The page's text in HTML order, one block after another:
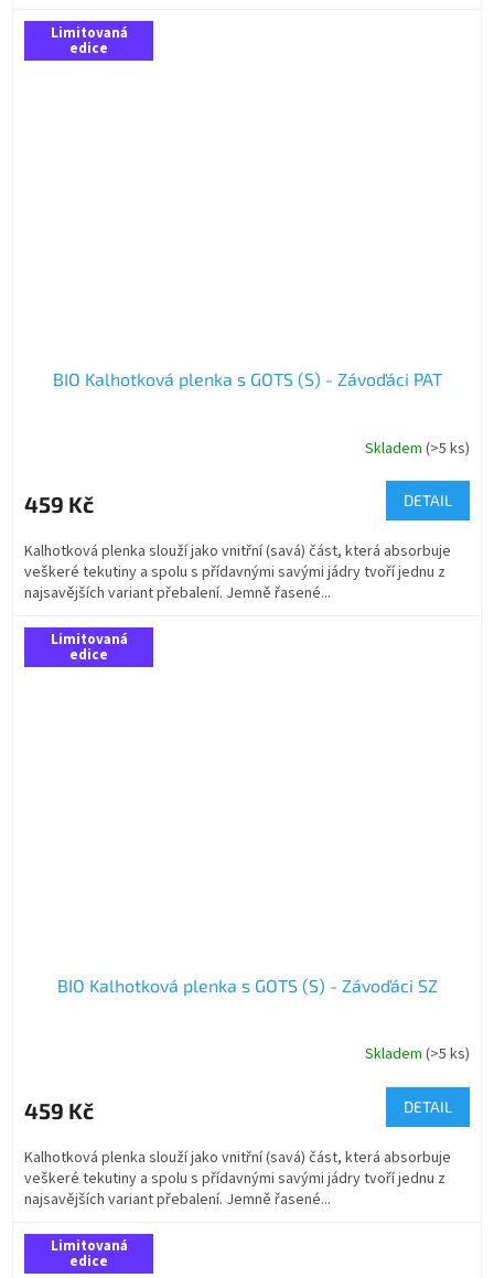
Limitovaná
edice
BIO Kalhotková plenka s GOTS (S) - Závoďáci PAT
Skladem (>5 ks)
459 Kč DETAIL
Kalhotková plenka slouží jako vnitřní (savá) část, která absorbuje
veškeré tekutiny a spolu s přídavnými savými jádry tvoří jednu z
najsavějších variant přebalení. Jemně řasené...
Limitovaná
edice
BIO Kalhotková plenka s GOTS (S) - Závoďáci SZ
Skladem (>5 ks)
459 Kč DETAIL
Kalhotková plenka slouží jako vnitřní (savá) část, která absorbuje
veškeré tekutiny a spolu s přídavnými savými jádry tvoří jednu z
najsavějších variant přebalení. Jemně řasené...
Limitovaná
edice